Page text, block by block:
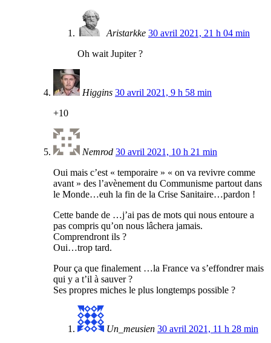
Aristarkke 30 avril 2021, 21 h 04 min
Oh wait Jupiter ?
Higgins 30 avril 2021, 9 h 58 min
+10
Nemrod 30 avril 2021, 10 h 21 min
Oui mais c’est « temporaire » « on va revivre comme
avant » des l’avènement du Communisme partout dans
le Monde…euh la fin de la Crise Sanitaire…pardon !
Cette bande de …j’ai pas de mots qui nous entoure a
pas compris qu’on nous lâchera jamais.
Comprendront ils ?
Oui…trop tard.
Pour ça que finalement …la France va s’effondrer mais
qui y a t’il à sauver ?
Ses propres miches le plus longtemps possible ?
Un_meusien 30 avril 2021, 11 h 28 min